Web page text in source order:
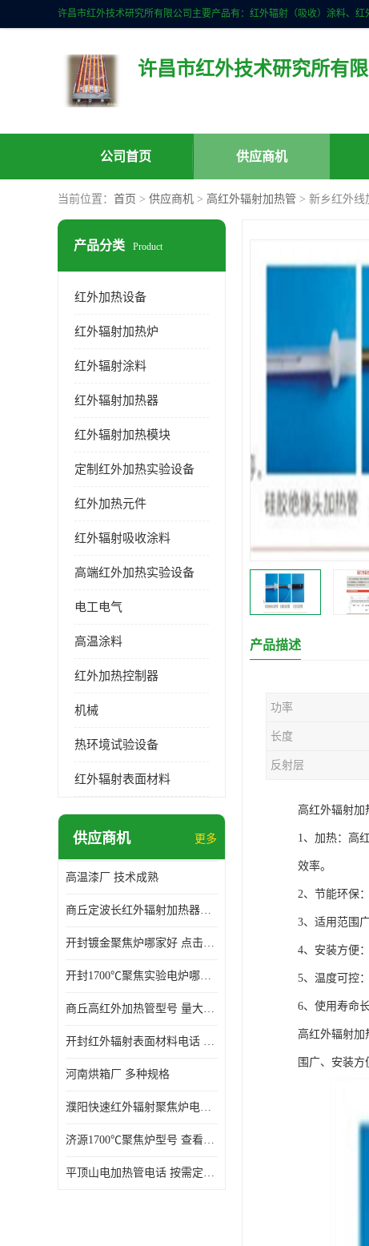
许昌市红外技术研究所有
公司首页 供应商机
当前位置： 首页 > 供应商机 > 高红外辐射加热管 > 新乡红外线
产品分类 Product
红外加热设备
红外辐射加热炉
红外辐射涂料
红外辐射加热器
红外辐射加热模块
定制红外加热实验设备
红外加热元件
红外辐射吸收涂料
高端红外加热实验设备
电工电气
高温涂料
红外加热控制器
机械
热环境试验设备
红外辐射表面材料
供应商机 更多
高温漆厂 技术成熟
商丘定波长红外辐射加热器厂家 安装简单
开封镀金聚焦炉哪家好 点击了解 标志明显
开封1700℃聚焦实验电炉哪家好 维护 实用性强
商丘高红外加热管型号 量大价优
开封红外辐射表面材料电话 操作方便 操作灵活
河南烘箱厂 多种规格
濮阳快速红外辐射聚焦炉电话 性能稳定
济源1700℃聚焦炉型号 查看详情
平顶山电加热管电话 按需定制 大量现货
产品描述
功率
长度
反射层
高红外辐射加
1、加热：高
效率。
2、节能环保
3、适用范围
4、安装方便
5、温度可控
6、使用寿命
高红外辐射加
围广、安装